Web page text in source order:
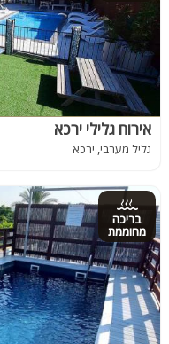
אירוח גלילי ירכא
גליל מערבי, ירכא
בריכה
מחוממת